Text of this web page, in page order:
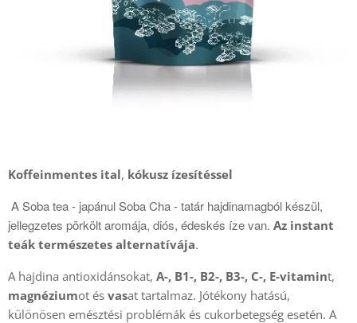
Koffeinmentes ital, kókusz ízesítéssel
A Soba tea - japánul Soba Cha - tatár hajdinamagból készül,
jellegzetes pörkölt aromája, diós, édeskés íze van. Az instant
teák természetes alternatívája.
A hajdina antioxidánsokat, A-, B1-, B2-, B3-, C-, E-vitamint,
magnéziumot és vasat tartalmaz. Jótékony hatású,
különösen emésztési problémák és cukorbetegség esetén. A